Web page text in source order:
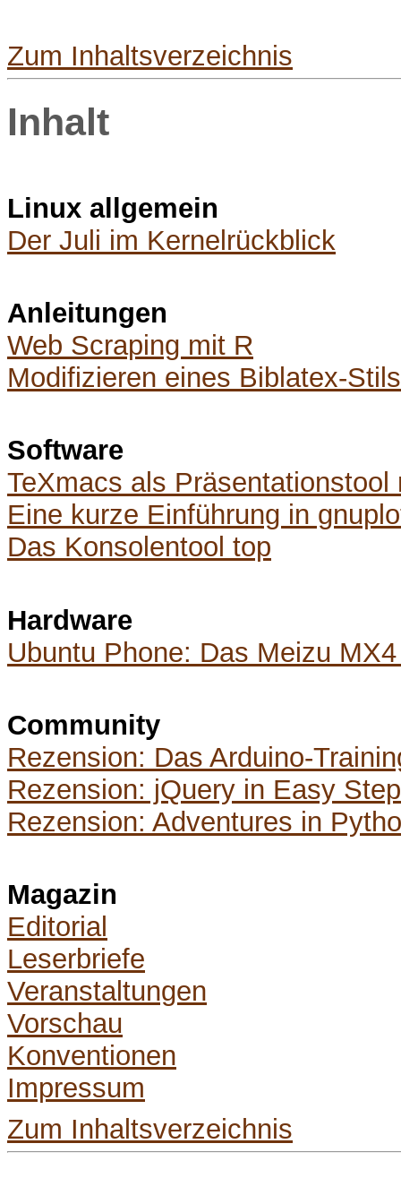
Zum Inhaltsverzeichnis
Inhalt
Linux allgemein
Der Juli im Kernelrückblick
Anleitungen
Web Scraping mit R
Modifizieren eines Biblatex-Stils
Software
TeXmacs als Präsentationstool
Eine kurze Einführung in
Das Konsolentool top
Hardware
Ubuntu Phone: Das Meizu
Community
Rezension: Das Arduino-
Rezension: jQuery in Easy
Rezension: Adventures in
Magazin
Editorial
Leserbriefe
Veranstaltungen
Vorschau
Konventionen
Impressum
Zum Inhaltsverzeichnis